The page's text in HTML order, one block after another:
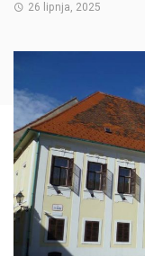
26 lipnja, 2025